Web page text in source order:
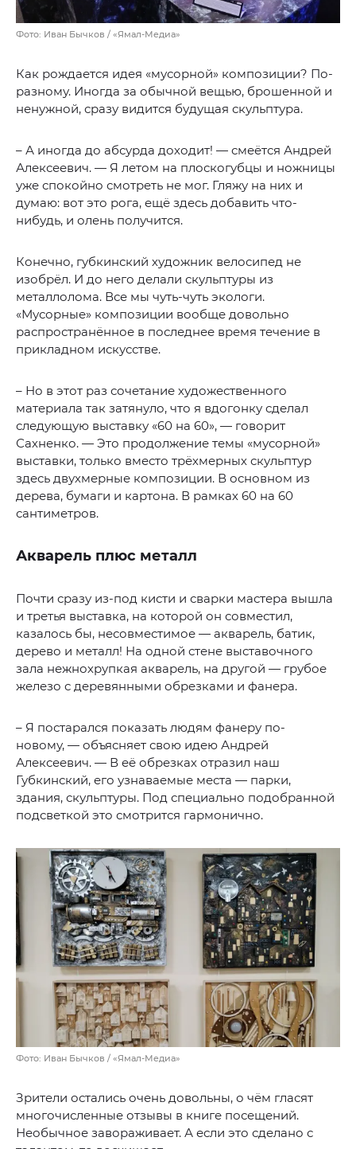
Фото: Иван Бычков / «Ямал-Медиа»
Как рождается идея «мусорной» композиции? По-
разному. Иногда за обычной вещью, брошенной и
ненужной, сразу видится будущая скульптура.
– А иногда до абсурда доходит! — смеётся Андрей
Алексеевич. — Я летом на плоскогубцы и ножницы
уже спокойно смотреть не мог. Гляжу на них и
думаю: вот это рога, ещё здесь добавить что-
нибудь, и олень получится.
Конечно, губкинский художник велосипед не
изобрёл. И до него делали скульптуры из
металлолома. Все мы чуть-чуть экологи.
«Мусорные» композиции вообще довольно
распространённое в последнее время течение в
прикладном искусстве.
– Но в этот раз сочетание художественного
материала так затянуло, что я вдогонку сделал
следующую выставку «60 на 60», — говорит
Сахненко. — Это продолжение темы «мусорной»
выставки, только вместо трёхмерных скульптур
здесь двухмерные композиции. В основном из
дерева, бумаги и картона. В рамках 60 на 60
сантиметров.
Акварель плюс металл
Почти сразу из-под кисти и сварки мастера вышла
и третья выставка, на которой он совместил,
казалось бы, несовместимое — акварель, батик,
дерево и металл! На одной стене выставочного
зала нежнохрупкая акварель, на другой — грубое
железо с деревянными обрезками и фанера.
– Я постарался показать людям фанеру по-
новому, — объясняет свою идею Андрей
Алексеевич. — В её обрезках отразил наш
Губкинский, его узнаваемые места — парки,
здания, скульптуры. Под специально подобранной
подсветкой это смотрится гармонично.
Фото: Иван Бычков / «Ямал-Медиа»
Зрители остались очень довольны, о чём гласят
многочисленные отзывы в книге посещений.
Необычное завораживает. А если это сделано с